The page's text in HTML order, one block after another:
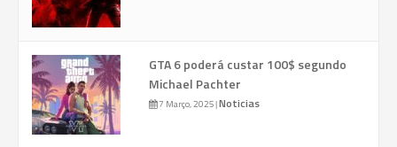
GTA 6 poderá custar 100$ segundo
Michael Pachter
7 Março, 2025|Noticias